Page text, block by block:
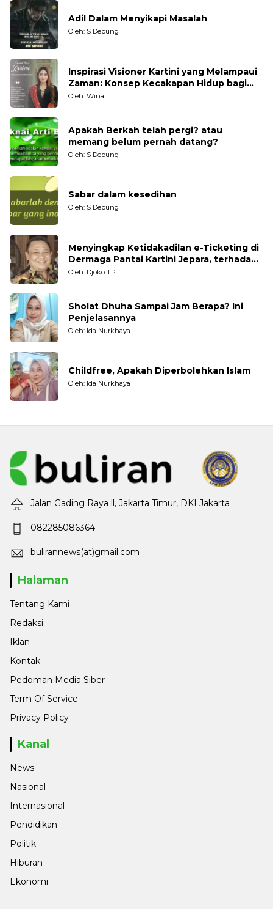
Adil Dalam Menyikapi Masalah
Oleh: S Depung
Inspirasi Visioner Kartini yang Melampaui
Zaman: Konsep Kecakapan Hidup bagi
Generasi Muda
Oleh: Wina
Apakah Berkah telah pergi? atau
memang belum pernah datang?
Oleh: S Depung
Sabar dalam kesedihan
Oleh: S Depung
Menyingkap Ketidakadilan e-Ticketing di
Dermaga Pantai Kartini Jepara, terhadap
Nelayan Tradisional
Oleh: Djoko TP
Sholat Dhuha Sampai Jam Berapa? Ini
Penjelasannya
Oleh: Ida Nurkhaya
Childfree, Apakah Diperbolehkan Islam
Oleh: Ida Nurkhaya
Jalan Gading Raya ll, Jakarta Timur, DKI Jakarta
082285086364
bulirannews(at)gmail.com
Halaman
Tentang Kami
Redaksi
Iklan
Kontak
Pedoman Media Siber
Term Of Service
Privacy Policy
Kanal
News
Nasional
Internasional
Pendidikan
Politik
Hiburan
Ekonomi